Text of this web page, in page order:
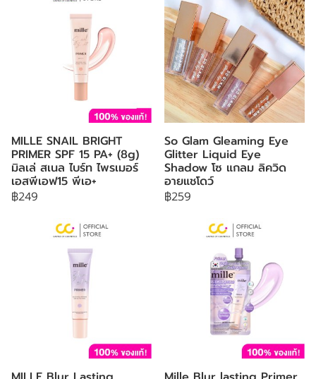
MILLE SNAIL BRIGHT
PRIMER SPF 15 PA+ (8g)
มิลเล่ สเนล ไบร์ท ไพรเมอร์
เอสพีเอฟ15 พีเอ+
฿249
So Glam Gleaming Eye
Glitter Liquid Eye
Shadow โซ แกลม ลิควิด
อายแชโดว์
฿259